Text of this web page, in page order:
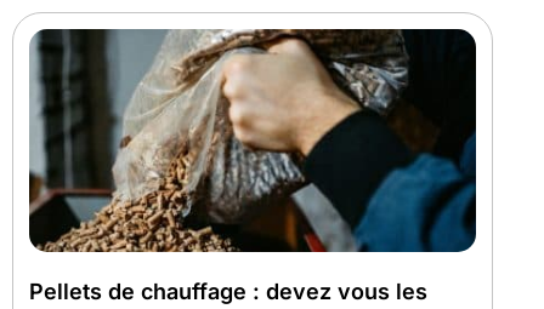
Pellets de chauffage : devez vous les